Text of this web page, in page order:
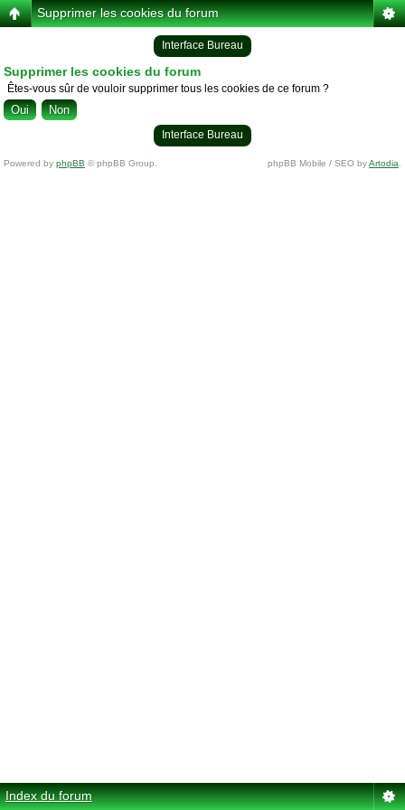
Supprimer les cookies du forum
Interface Bureau
Supprimer les cookies du forum
Êtes-vous sûr de vouloir supprimer tous les cookies de ce forum ?
Interface Bureau
Powered by phpBB © phpBB Group. phpBB Mobile / SEO byArtodia
Index du forum